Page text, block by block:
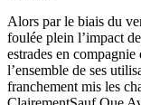
Alors par le biais du
foulée plein l’impact
estrades en
l’ensemble de ses
franchement mis les